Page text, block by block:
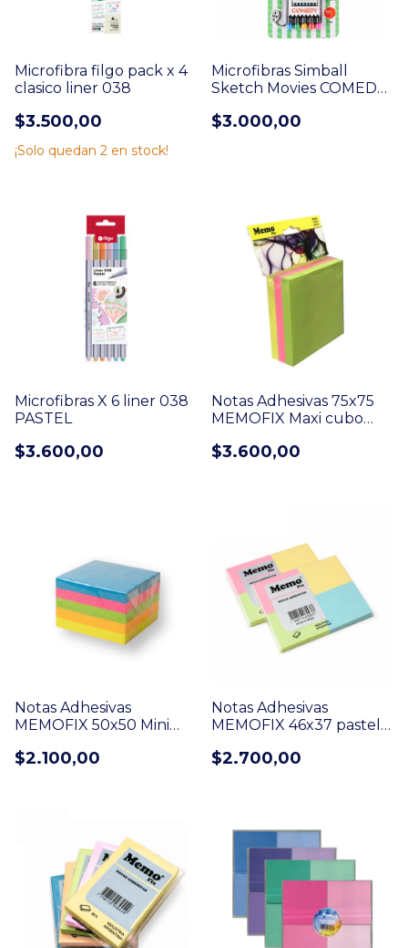
Microfibra filgo pack x 4
clasico liner 038
$3.500,00
¡Solo quedan 2 en stock!
Microfibras Simball
Sketch Movies COMEDY
$3.000,00
Microfibras X 6 liner 038
PASTEL
$3.600,00
Notas Adhesivas 75x75
MEMOFIX Maxi cubo
$3.600,00
Notas Adhesivas
MEMOFIX 50x50 Mini
$2.100,00
Notas Adhesivas
MEMOFIX 46x37 pastel
(200)
$2.700,00